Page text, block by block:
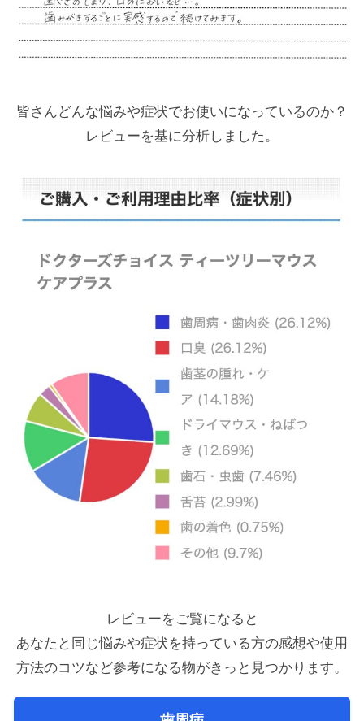
皆さんどんな悩みや症状でお使いになっているのか？
レビューを基に分析しました。
レビューをご覧になると
あなたと同じ悩みや症状を持っている方の感想や使用
方法のコツなど参考になる物がきっと見つかります。